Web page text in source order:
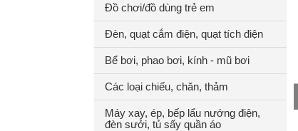
Đồ chơi/đồ dùng trẻ em
Đèn, quạt cắm điện, quạt tích điện
Bể bơi, phao bơi, kính - mũ bơi
Các loại chiếu, chăn, thảm
Máy xay, ép, bếp lẩu nướng điện,
đèn sưởi, tủ sấy quần áo